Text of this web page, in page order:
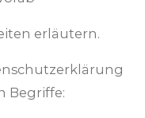
erläutern.
Begriffe: